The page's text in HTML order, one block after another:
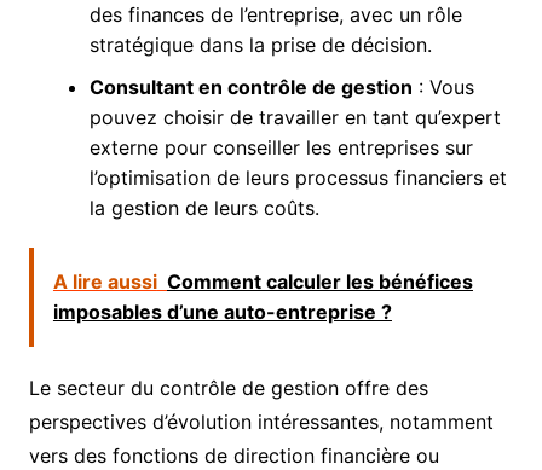
des finances de l’entreprise, avec un rôle
stratégique dans la prise de décision.
Consultant en contrôle de gestion : Vous
pouvez choisir de travailler en tant qu’expert
externe pour conseiller les entreprises sur
l’optimisation de leurs processus financiers et
la gestion de leurs coûts.
A lire aussi Comment calculer les bénéfices
imposables d’une auto-entreprise ?
Le secteur du contrôle de gestion offre des
perspectives d’évolution intéressantes, notamment
vers des fonctions de direction financière ou